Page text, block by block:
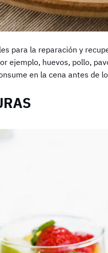
para la reparación y
ejemplo, huevos, pollo,
en la cena antes de